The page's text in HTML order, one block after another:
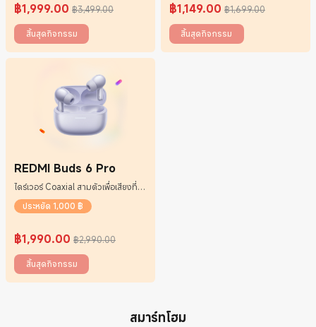
฿1,999.00
Current Price ฿1999
฿3,499.00
ราคาโปรโมชั่น ฿3,499.00
สิ้นสุดกิจกรรม
฿1,149.00
Current Price ฿1149
฿1,699.00
ราคาโปรโมชั่น ฿1,699.00
สิ้นสุดกิจกรรม
REDMI Buds 6 Pro
ไดร์เวอร์ Coaxial สามตัวเพื่อเสียงที่
สมบูรณ์
ประหยัด 1,000 ฿
฿1,990.00
Current Price ฿1990
฿2,990.00
ราคาโปรโมชั่น ฿2,990.00
สิ้นสุดกิจกรรม
สมาร์ทโฮม